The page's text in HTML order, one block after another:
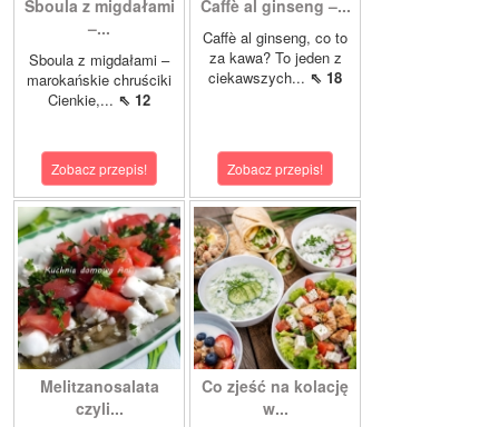
Sboula z migdałami
–...
Sboula z migdałami –
marokańskie chruściki
Cienkie,... ⇖ 12
Zobacz przepis!
Caffè al ginseng –...
Caffè al ginseng, co to
za kawa? To jeden z
ciekawszych... ⇖ 18
Zobacz przepis!
Melitzanosalata
czyli...
Co zjeść na kolację
w...